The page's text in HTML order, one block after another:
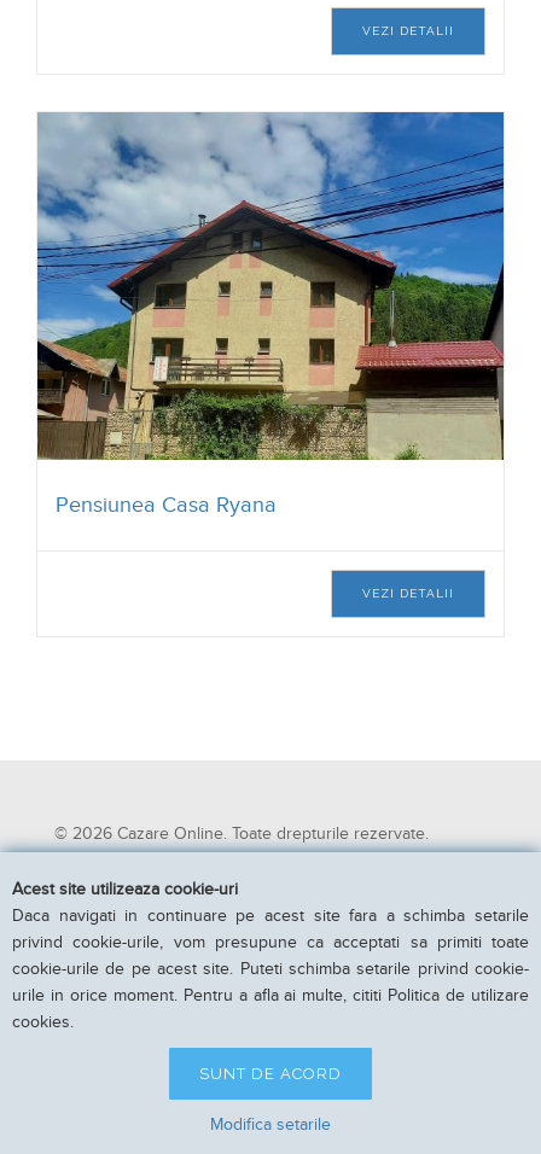
Acest site utilizeaza cookie-uri
Daca navigati in continuare pe acest site fara a schimba setarile
privind cookie-urile, vom presupune ca acceptati sa primiti toate
cookie-urile de pe acest site. Puteti schimba setarile privind cookie-
urile in orice moment. Pentru a afla ai multe, cititi Politica de utilizare
cookies.
SUNT DE ACORD
Modifica setarile
VEZI DETALII
VEZI DETALII
Cazare Online va pune la dispozitie informatii despre
unitati de cazare din toate zonele turistice, oferte
speciale, rezervari online.
Utilizand acest serviciu inseamna ca sunteti de acord cu
Termenii si conditiile de utilizare.
Parteneri Cazare Online|Obiective turistice in Romania